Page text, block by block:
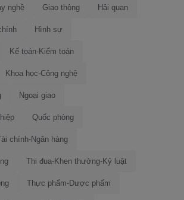
nghề Giao thông Hải quan
Hình sự
Kế toán-Kiểm toán
Khoa học-Công nghệ
Ngoại giao
Quốc phòng
chính-Ngân hàng
Thi đua-Khen thưởng-Kỷ luật
Thực phẩm-Dược phẩm